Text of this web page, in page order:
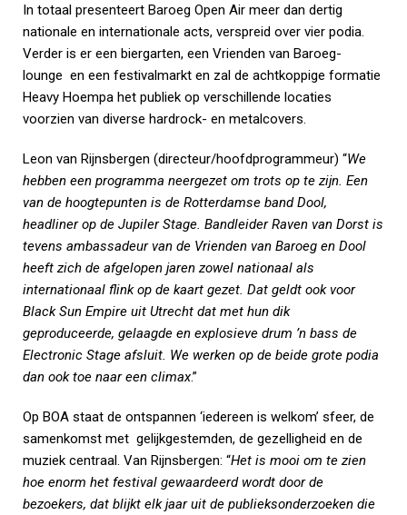
In totaal presenteert Baroeg Open Air meer dan dertig
nationale en internationale acts, verspreid over vier podia.
Verder is er een biergarten, een Vrienden van Baroeg-
lounge en een festivalmarkt en zal de achtkoppige formatie
Heavy Hoempa het publiek op verschillende locaties
voorzien van diverse hardrock- en metalcovers.
Leon van Rijnsbergen (directeur/hoofdprogrammeur) “We
hebben een programma neergezet om trots op te zijn. Een
van de hoogtepunten is de Rotterdamse band Dool,
headliner op de Jupiler Stage. Bandleider Raven van Dorst is
tevens ambassadeur van de Vrienden van Baroeg en Dool
heeft zich de afgelopen jaren zowel nationaal als
internationaal flink op de kaart gezet. Dat geldt ook voor
Black Sun Empire uit Utrecht dat met hun dik
geproduceerde, gelaagde en explosieve drum ’n bass de
Electronic Stage afsluit. We werken op de beide grote podia
dan ook toe naar een climax.”
Op BOA staat de ontspannen ‘iedereen is welkom’ sfeer, de
samenkomst met gelijkgestemden, de gezelligheid en de
muziek centraal. Van Rijnsbergen: “Het is mooi om te zien
hoe enorm het festival gewaardeerd wordt door de
bezoekers, dat blijkt elk jaar uit de publieksonderzoeken die